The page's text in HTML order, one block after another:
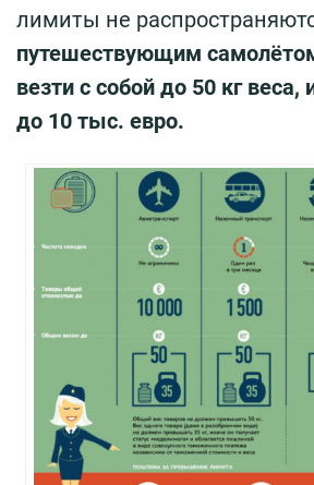
лимиты не
путешествующим
везти с собой до 50 кг
до 10 тыс. евро.